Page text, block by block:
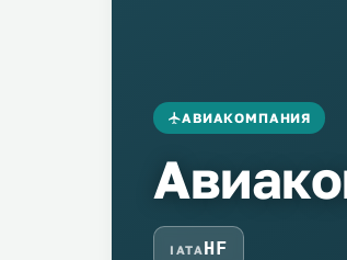
АВИАКОМПАНИЯ
IATA HF